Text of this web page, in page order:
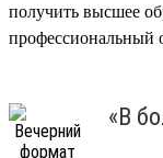
получить высшее
профессиональный
«В